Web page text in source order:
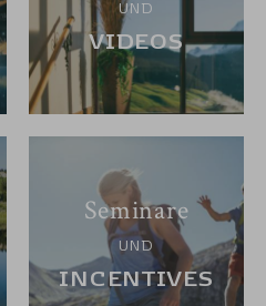
UND
VIDEOS
Seminare
UND
INCENTIVES